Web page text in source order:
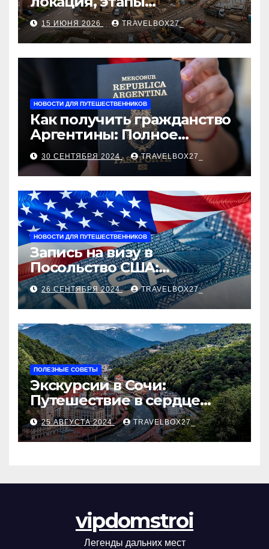
строительства, проверка
застройщика, сценарии
оформления сделки и
рыночные ориентиры
15 ИЮНЯ 2026 TRAVELBOX27_
НОВОСТИ ДЛЯ ПУТЕШЕСТВЕННИКОВ
Как получить гражданство
Аргентины: Полное
руководство
30 СЕНТЯБРЯ 2024 TRAVELBOX27_
НОВОСТИ ДЛЯ ПУТЕШЕСТВЕННИКОВ
Запись на визу в
Посольство США:
Пошаговое руководство
26 СЕНТЯБРЯ 2024 TRAVELBOX27_
ПОЛЕЗНЫЕ СОВЕТЫ
Экскурсии в Сочи:
Путешествие в сердце
Черноморского курорта
25 АВГУСТА 2024 TRAVELBOX27_
vipdomstroi
Легенды дальних мест